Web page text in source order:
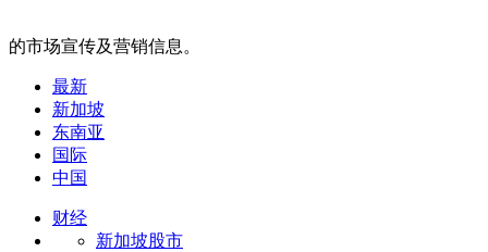
的市场宣传及营销信息。
最新
新加坡
东南亚
国际
中国
财经
新加坡股市